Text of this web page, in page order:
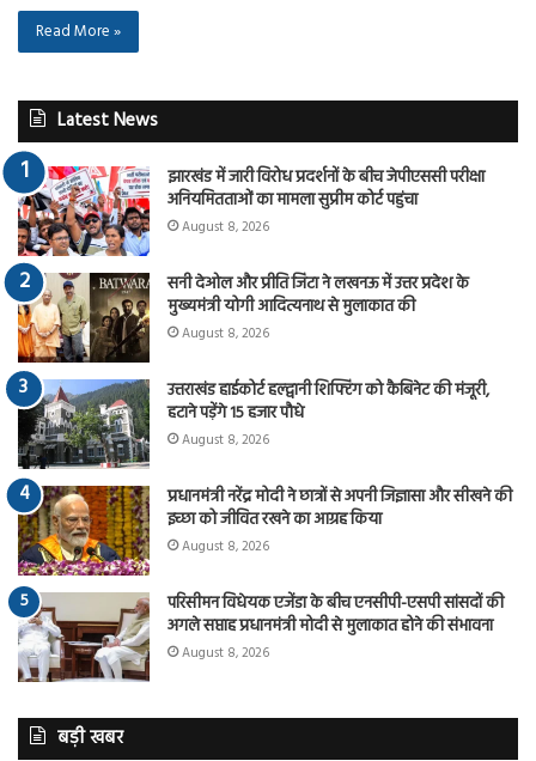
Read More »
Latest News
झारखंड में जारी विरोध प्रदर्शनों के बीच जेपीएससी परीक्षा
अनियमितताओं का मामला सुप्रीम कोर्ट पहुंचा
August 8, 2026
सनी देओल और प्रीति जिंटा ने लखनऊ में उत्तर प्रदेश के
मुख्यमंत्री योगी आदित्यनाथ से मुलाकात की
August 8, 2026
उत्तराखंड हाईकोर्ट हल्द्वानी शिफ्टिंग को कैबिनेट की मंजूरी,
हटाने पड़ेंगे 15 हजार पौधे
August 8, 2026
प्रधानमंत्री नरेंद्र मोदी ने छात्रों से अपनी जिज्ञासा और सीखने की
इच्छा को जीवित रखने का आग्रह किया
August 8, 2026
परिसीमन विधेयक एजेंडा के बीच एनसीपी-एसपी सांसदों की
अगले सप्ताह प्रधानमंत्री मोदी से मुलाकात होने की संभावना
August 8, 2026
बड़ी खबर